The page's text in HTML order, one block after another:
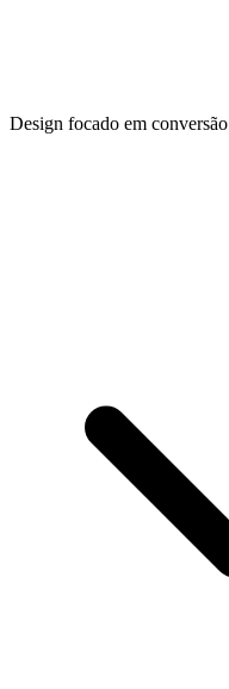
Design focado em conversão